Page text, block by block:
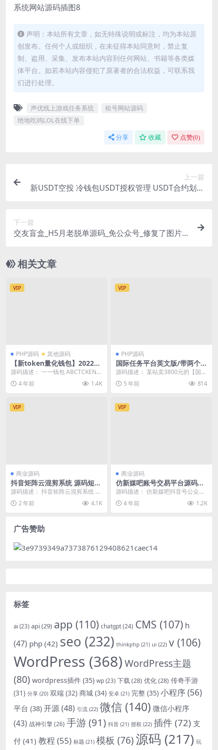
声明：本站所有文章，如无特殊说明或标注，均为本站原
创发布。任何个人或组织，在未征得本站同意时，禁止复
制、盗用、采集、发布本站内容到任何网站、书籍等各类媒
体平台。如若本站内容侵犯了原著者的合法权益，可联系我
们进行处理。
声优线上游戏任务系统
租号网站源码
绝地吃鸡LOL在线下单
分享 收藏 点赞(0)
上一篇
新USDT空投 冷钱包USDT授权管理 USDT合约划扣
下一篇
交友盲盒_H5月老脱单源码_免公众号_修复了图片上
相关文章
VIP
PHP源码 其他源码
【新token量化钱包】2022更
新量化/多币种推荐奖励理财源
码区块/矿机/新token钱包源
码带安装视频教程
源码描述： 一一钱包 ABCTCKEN是
一款新兴的区块值数字资产线包,应
用在移动...
4 年前 1.4K
VIP
PHP源码
国际任务平台英文版/带两个小
游戏/国际版任务平台/抖音分
享点赞任务平台
源码描述： 某站卖3800元的【国际
任务平台】英文版/带两个小游戏/国
际版任务平...
5 年前 814
VIP
商业源码
抖音矩阵云混剪系统 源码短视
频矩阵营销系统V2.3.0（免授
权版）
源码描述： 抖音矩阵云混剪系统 源
码短视频矩阵营销系统V2.3.0（免
授权版）多...
2 年前 4.1K
VIP
商业源码
仿新媒吧账号交易平台源码模
板【织梦】
源码描述： 仿新媒吧抖音号公众号
平台模板主题 看到一个很漂亮的账
号交易平台源码，...
4 年前 1.2K
广告赞助
标签
ai (23) api(29) app (110) chatgpt(24) CMS (107) h
(47) php (42) seo (232) thinkphp (21) ui (22) v (106)
WordPress (368)WordPress主题
(80) wordpress插件 (35) wp (23) 下载(28) 优化(28) 传奇手游
(31) 分享 (20) 双端 (32) 商城 (34) 安卓 (21) 完整 (35) 小程序(56)
平台 (38) 开源(48) 引流 (22) 微信 (140) 微信小程序
(43) 战神引擎(26) 手游(91) 抖音 (21) 授权 (22) 插件 (72) 支
付 (41) 教程 (55) 标题 (21) 模板 (76)源码 (217) 玩